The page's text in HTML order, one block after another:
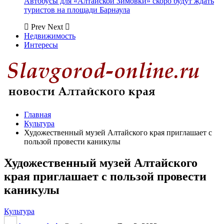
туристов на площади Барнаула
Prev Next
Недвижимость
Интересы
Главная
Культура
Художественный музей Алтайского края приглашает с
пользой провести каникулы
Художественный музей Алтайского
края приглашает с пользой провести
каникулы
Культура